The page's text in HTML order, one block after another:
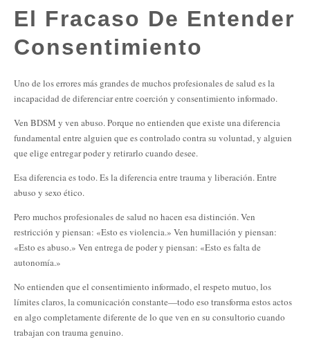
El Fracaso De Entender
Consentimiento
Uno de los errores más grandes de muchos profesionales de salud es la
incapacidad de diferenciar entre coerción y consentimiento informado.
Ven BDSM y ven abuso. Porque no entienden que existe una diferencia
fundamental entre alguien que es controlado contra su voluntad, y alguien
que elige entregar poder y retirarlo cuando desee.
Esa diferencia es todo. Es la diferencia entre trauma y liberación. Entre
abuso y sexo ético.
Pero muchos profesionales de salud no hacen esa distinción. Ven
restricción y piensan: «Esto es violencia.» Ven humillación y piensan:
«Esto es abuso.» Ven entrega de poder y piensan: «Esto es falta de
autonomía.»
No entienden que el consentimiento informado, el respeto mutuo, los
límites claros, la comunicación constante—todo eso transforma estos actos
en algo completamente diferente de lo que ven en su consultorio cuando
trabajan con trauma genuino.